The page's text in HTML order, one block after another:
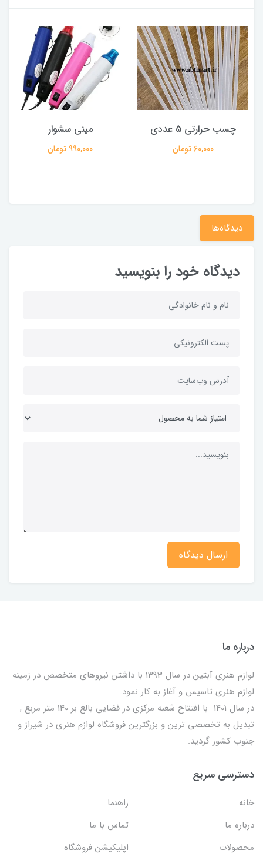
چسب حرارتی 5 عددی
60,000 تومان
مینی سشوار
990,000 تومان
دیدگاه‌ها
دیدگاه خود را بنویسید
ارسال دیدگاه
درباره ما
لوازم هنری آبتین در سال 1393 با داشتن نیروهای متخصص در زمینه
لوازم هنری تاسیس و آغاز به کار نمود.
در سال 1401 با افتتاح شعبه مرکزی در فضایی بالغ بر 140 متر مربع ,
تبدیل به تخصصی ترین و بزرگترین فروشگاه لوازم هنری در شیراز و
جنوب کشور گردید.
دسترسی سریع
خانه
راهنما
درباره ما
تماس با ما
محصولات
اپلیکیشن فروشگاه